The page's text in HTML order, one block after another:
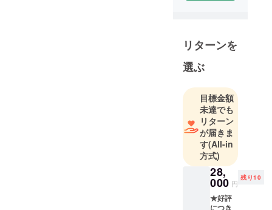
まれ、大
江 一生
（おおえ
は1995生ま
れで、同じ
高校出身で
硬式野球部
に所属。大
学を卒業
後、東京・
大阪で大手IT
企業に勤
リターンを
選ぶ
目標金額
未達でも
リターン
が届きま
す(All-in
方式)
28,
000 円
残り10
★好評
につき